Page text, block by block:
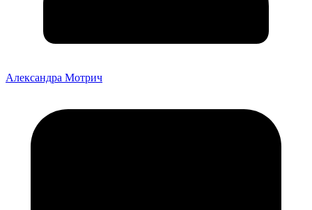
Александра Мотрич